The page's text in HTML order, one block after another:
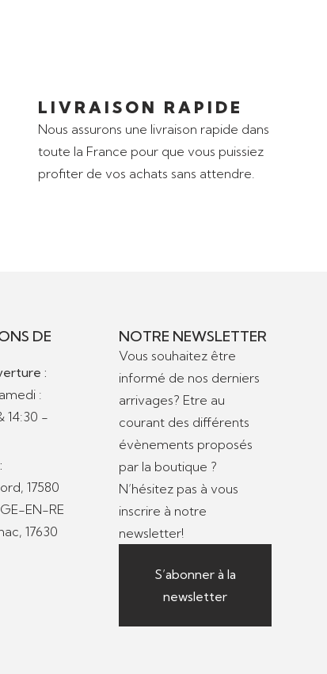
LIVRAISON RAPIDE
Nous assurons une livraison rapide dans
toute la France pour que vous puissiez
profiter de vos achats sans attendre.
DE
:
:
14:30 -
17580
EN-RE
17630
NOTRE NEWSLETTER
Vous souhaitez être
informé de nos derniers
arrivages? Etre au
courant des différents
évènements proposés
par la boutique ?
N’hésitez pas à vous
inscrire à notre
newsletter!
S’abonner à la
newsletter